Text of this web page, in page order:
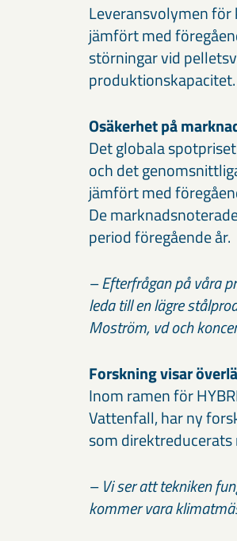
Leveransvolymen
jämfört med
störningar vid
produktionskapacitet.
Osäkerhet på
Det globala
och det
jämfört med
De
period föregående år.
– Efterfrågan på våra
leda till en lägre
Moström, vd och
Forskning visar
Inom ramen för
Vattenfall, har ny
som
– Vi ser att tekniken
kommer vara